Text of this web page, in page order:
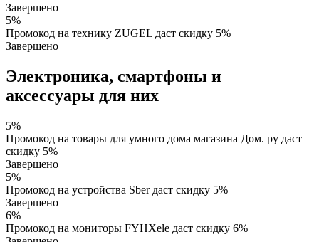
Завершено
5%
Промокод на технику ZUGEL даст скидку 5%
Завершено
Электроника, смартфоны и
аксессуары для них
5%
Промокод на товары для умного дома магазина Дом. ру даст
скидку 5%
Завершено
5%
Промокод на устройства Sber даст скидку 5%
Завершено
6%
Промокод на мониторы FYHXele даст скидку 6%